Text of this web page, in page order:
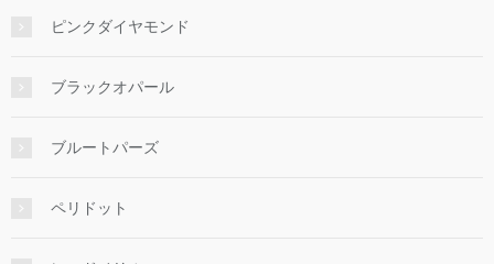
ピンクダイヤモンド
ブラックオパール
ブルートパーズ
ペリドット